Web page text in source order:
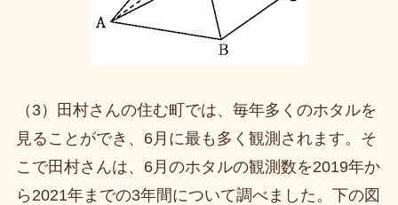
（3）田村さんの住む町では、毎年多くのホタルを
見ることができ、6月に最も多く観測されます。そ
こで田村さんは、6月のホタルの観測数を2019年か
ら2021年までの3年間について調べました。下の図